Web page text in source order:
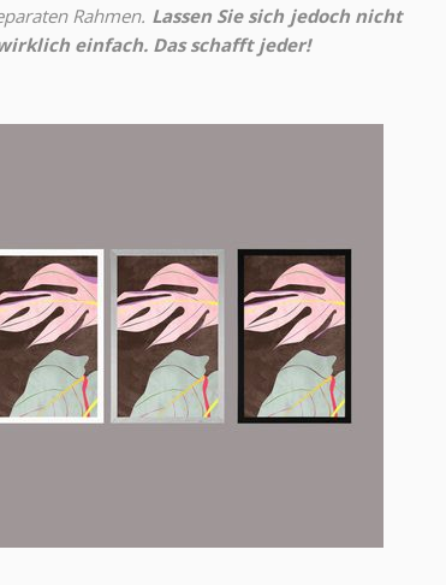
Rahmen. Lassen Sie sich jedoch nicht
einfach. Das schafft jeder!